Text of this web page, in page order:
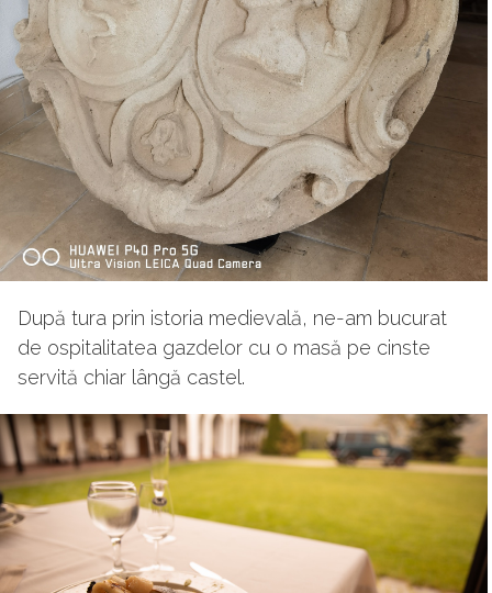
După tura prin istoria medievală, ne-am bucurat
de ospitalitatea gazdelor cu o masă pe cinste
servită chiar lângă castel.